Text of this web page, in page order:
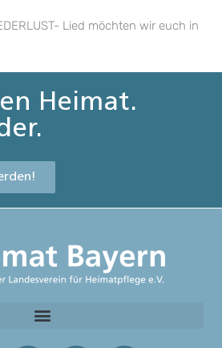
Lied möchten wir euch in
Heimat.